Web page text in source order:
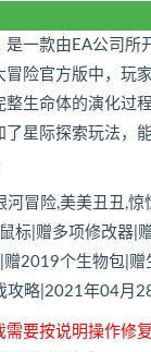
是一款由EA公司所
冒险官方版中，玩
生命体的演化过
星际探索玩法，
冒险,美美丑丑,惊
标|赠多项修改器|
2019个生物包|赠
攻略|2021年04月
需要按说明操作修